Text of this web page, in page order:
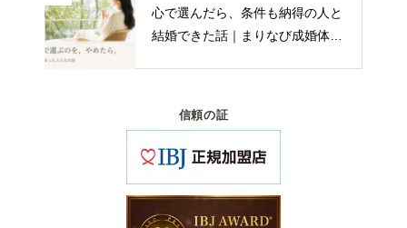
心で選んだら、条件も納得の人と
結婚できた話｜まりなび成婚体験
信頼の証